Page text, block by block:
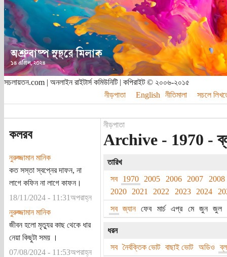
সচলায়তন.com | অনলাইন রাইটার্স কমিউনিটি | কপিরাইট © ২০০৬-২০১৫
নীড়পাতা
English নীতিমালা সচলে
কলরব
নুরুজ্জামান মানিক
কত সস্তা স্বপ্নের দাফন, না
লাগে কফিন না লাগে কাফন।
18/11/2024 - 11:31অপরাহ্ন
নুরুজ্জামান মানিক
জীবন হলো মৃত্যুর কাছ থেকে ধার
নেয়া কিছুটা সময় ।
07/08/2024 - 11:53অপরাহ্ন
নীড়পাতা
Archive - 1970 -
তারিখ
সব
1970 2005 2006 2007
2008
2020
2021 2022 2023 2024
সব
জ্যান ফেব মার্চ এপ্র মে জুন জুল
ধরন
সব
নৈর্বক্তিক ভোট বাছাই ভোট অডিও